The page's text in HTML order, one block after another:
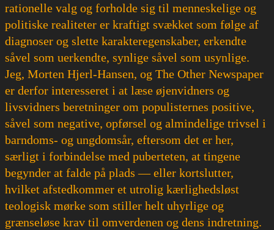
rationelle valg og forholde sig til menneskelige og
politiske realiteter er kraftigt svækket som følge af
diagnoser og slette karakteregenskaber, erkendte
såvel som uerkendte, synlige såvel som usynlige.
Jeg, Morten Hjerl-Hansen, og The Other Newspaper
er derfor interesseret i at læse øjenvidners og
livsvidners beretninger om populisternes positive,
såvel som negative, opførsel og almindelige trivsel i
barndoms- og ungdomsår, eftersom det er her,
særligt i forbindelse med puberteten, at tingene
begynder at falde på plads — eller kortslutter,
hvilket afstedkommer et utrolig kærlighedsløst
teologisk mørke som stiller helt uhyrlige og
grænseløse krav til omverdenen og dens indretning.